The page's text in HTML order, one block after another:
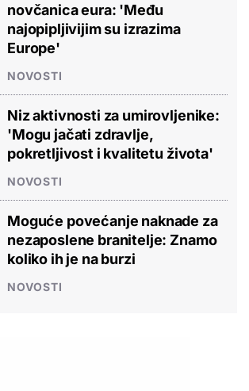
novčanica eura: 'Među
najopipljivijim su izrazima
Europe'
NOVOSTI
Niz aktivnosti za umirovljenike:
'Mogu jačati zdravlje,
pokretljivost i kvalitetu života'
NOVOSTI
Moguće povećanje naknade za
nezaposlene branitelje: Znamo
koliko ih je na burzi
NOVOSTI